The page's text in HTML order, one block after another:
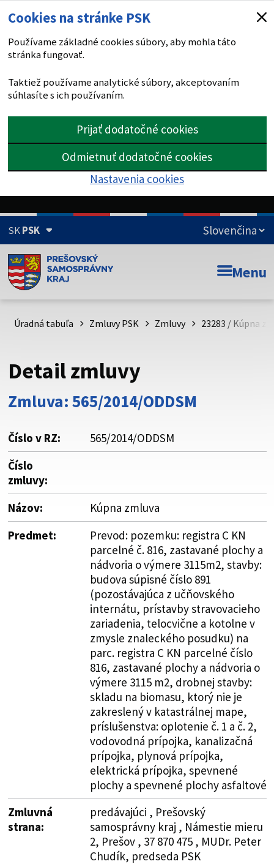
Cookies na stránke PSK
Používame základné cookies súbory, aby mohla táto
stránka fungovať.
Taktiež používame analytické súbory, akceptovaním
súhlasíte s ich používaním.
Prijať dodatočné cookies
Odmietnuť dodatočné cookies
Nastavenia cookies
SKPSK
Doména psk.sk je oficiálna
Toto je oficiálna webová stránka Prešovského
psk.sk.
Buďte pozorní a vždy sa uistite, že zdieľate informácie iba
cez zabezpečenú webovú stránku. Zabezpečená stránka
vždy začína https:// pred názvom domény webového sídla.
Menu
Úradná tabuľa Zmluvy PSK Zmluvy 23283 / Kúpna
Detail zmluvy
Zmluva: 565/2014/ODDSM
Číslo v RZ:
565/2014/ODDSM
Číslo
zmluvy:
Názov:
Kúpna zmluva
Predmet:
Prevod: pozemku: registra C KN
parcelné č. 816, zastavané plochy a
nádvoria o výmere 3115m2, stavby:
budova súpisné číslo 891
(pozostávajúca z učňovského
internátu, prístavby stravovacieho
zariadenia, telocvične a kotolne v
zmysle znaleckého posudku) na
parc. registra C KN parcelné číslo
816, zastavané plochy a nádvoria o
výmere 3115 m2, drobnej stavby:
skladu na biomasu, ktorý nie je
zakreslený v katastrálnej mape,
príslušenstva: oplotenie č. 1 a č. 2,
vodovodná prípojka, kanalizačná
prípojka, plynová prípojka,
elektrická prípojka, spevnené
plochy a spevnené plochy asfaltové
Zmluvná
strana:
predávajúci , Prešovský
samosprávny kraj , Námestie mieru
2, Prešov , 37 870 475 , MUDr. Peter
Chudík, predseda PSK